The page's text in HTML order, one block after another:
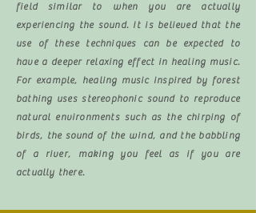
field similar to when you are actually
experiencing the sound. It is believed that the
use of these techniques can be expected to
have a deeper relaxing effect in healing music.
For example, healing music inspired by forest
bathing uses stereophonic sound to reproduce
natural environments such as the chirping of
birds, the sound of the wind, and the babbling
of a river, making you feel as if you are
actually there.